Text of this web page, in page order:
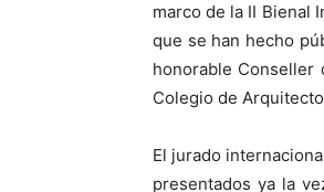
marco de la II Bienal
que se han hecho
honorable Conseller
Colegio de
El jurado
presentados ya la